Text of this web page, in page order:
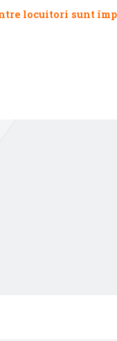
locuitori sunt